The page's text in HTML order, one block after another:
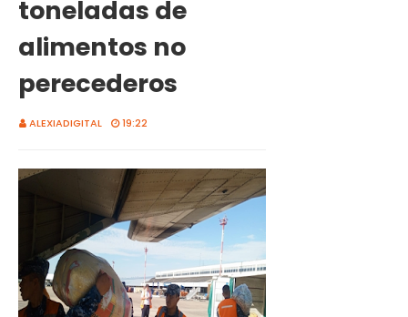
toneladas de
alimentos no
perecederos
ALEXIADIGITAL 19:22